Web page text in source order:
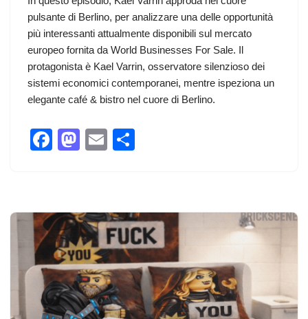
pulsante di Berlino, per analizzare una delle opportunità
più interessanti attualmente disponibili sul mercato
europeo fornita da World Businesses For Sale. Il
protagonista è Kael Varrin, osservatore silenzioso dei
sistemi economici contemporanei, mentre ispeziona un
elegante café & bistro nel cuore di Berlino.
F
b
o
o
k
M
d
o
n
E
vi
di